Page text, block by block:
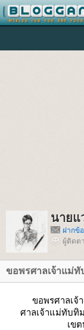
นายแ
ฝากข้
ผู้ติดต
ขอพรศาลเจ้าแม่
ขอพรศาลเจ้
ศาลเจ้าแม่ทับทิ
เข